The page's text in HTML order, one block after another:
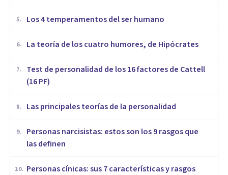
5. Los 4 temperamentos del ser humano
6. ​La teoría de los cuatro humores, de Hipócrates
7.
Test de personalidad de los 16 factores de Cattell
(16 PF)
8. Las principales teorías de la personalidad
9.
Personas narcisistas: estos son los 9 rasgos que
las definen
10. Personas cínicas: sus 7 características y rasgos